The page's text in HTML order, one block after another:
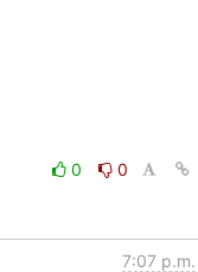
0
0
7:07 p.m.